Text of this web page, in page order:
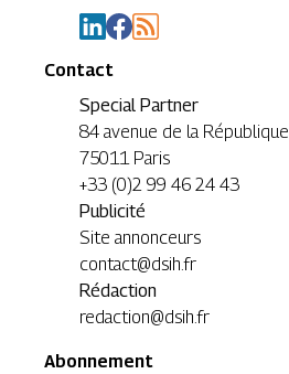
Contact
Special Partner
84 avenue de la République
75011 Paris
+33 (0)2 99 46 24 43
Publicité
Site annonceurs
contact@dsih.fr
Rédaction
redaction@dsih.fr
Abonnement